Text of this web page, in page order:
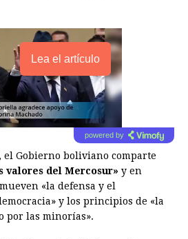
Lea el artículo
powered by
Gobierno boliviano comparte
valores del Mercosur» y en
«la defensa y el
y los principios de «la
por las minorías».